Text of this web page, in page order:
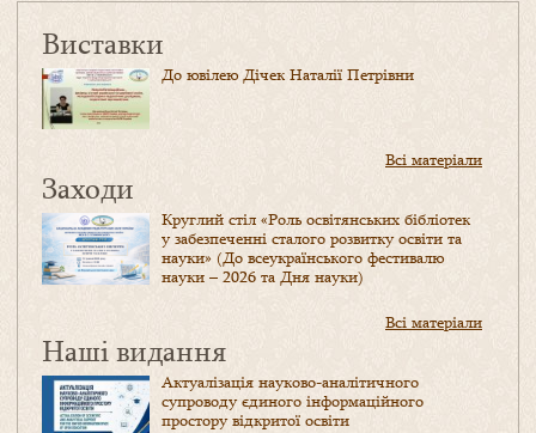
Виставки
До ювілею Дічек Наталії Петрівни
Всі матеріали
Заходи
Круглий стіл «Роль освітянських бібліотек
у забезпеченні сталого розвитку освіти та
науки» (До всеукраїнського фестивалю
науки – 2026 та Дня науки)
Всі матеріали
Наші видання
Актуалізація науково-аналітичного
супроводу єдиного інформаційного
простору відкритої освіти